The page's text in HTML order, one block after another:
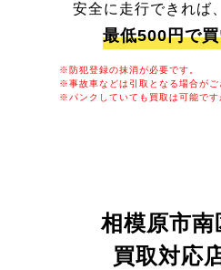
安全に走行できれば
最低500円で
※防犯登録の抹消が必要です。
※事故車などは引取となる場合がご
※パンクしていても買取は可能です
相模原市南
買取対応